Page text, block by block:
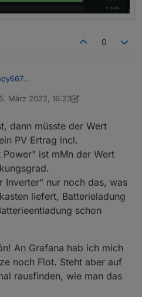
gerade bei schwankender
ziemlich mau ist, ist der
Vergleich zu dem Ertrag den
0
dem Wirkungsgrad habe ich noch
Bei mir werden Werte von
mit Grafana aus. Geht wirklich
März 2022, 16:23
von badsnoopy667
dann müsste der Wert
PV Ertrag incl.
ist mMn der Wert
Inverter" nur noch das, was
liefert, Batterieladung
schon
An Grafana hab ich mich
noch Flot. Steht aber auf
rausfinden, wie man das